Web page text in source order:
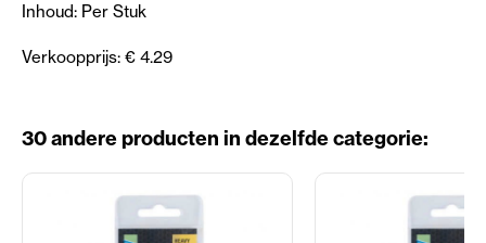
Inhoud: Per Stuk
Verkoopprijs: € 4.29
30 andere producten in dezelfde categorie: